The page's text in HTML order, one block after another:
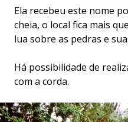
Ela recebeu este nome
cheia, o local fica mais
lua sobre as pedras e
Há possibilidade de
com a corda.